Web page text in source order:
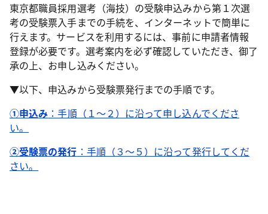
東京都職員採用選考（海技）の受験申込みから第１次選
考の受験票入手までの手続を、インターネットで簡単に
行えます。サービスを利用するには、事前に申請者情報
登録が必要です。選考案内を必ず確認していただき、御了
承の上、お申し込みください。
▼以下、申込みから受験票発行までの手順です。
①申込み ：手順（１～２）に沿って申し込んでくださ
い。
②受験票の発行 ：手順（３～５）に沿って発行してくだ
さい。